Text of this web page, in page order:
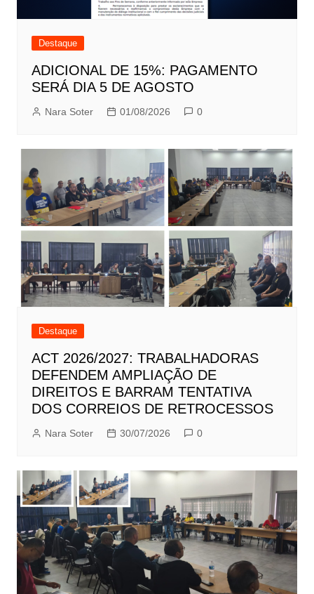
Destaque
ADICIONAL DE 15%: PAGAMENTO
SERÁ DIA 5 DE AGOSTO
Nara Soter 01/08/2026 0
Destaque
ACT 2026/2027: TRABALHADORAS
DEFENDEM AMPLIAÇÃO DE
DIREITOS E BARRAM TENTATIVA
DOS CORREIOS DE RETROCESSOS
Nara Soter 30/07/2026 0